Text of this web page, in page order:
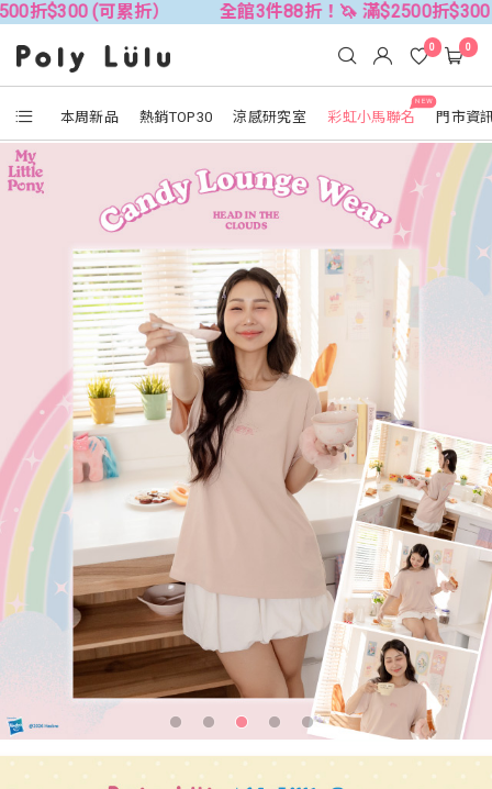
累折） 全館3件88折！🦄 滿$2500折$300 (可累折）
本周新品 熱銷TOP30 涼感研究室
NEW
彩虹小馬聯名 門市資
0 0